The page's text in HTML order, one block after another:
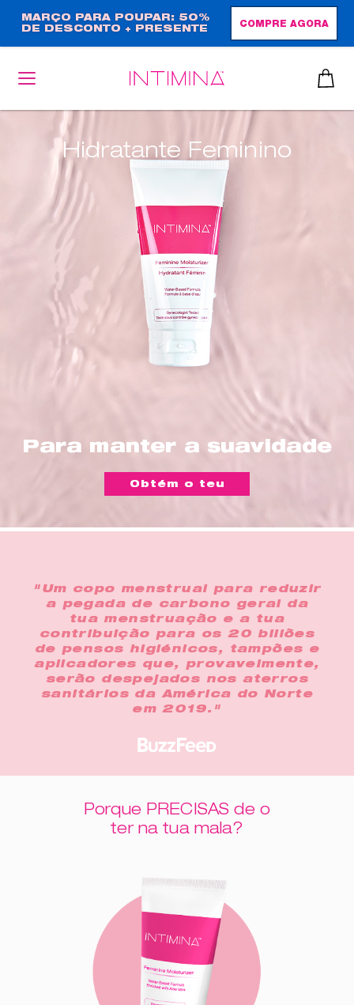
para
o
conteúdo
principal
MARÇO PARA POUPAR: 50%
DE DESCONTO + PRESENTE
COMPRE AGORA
Para manter a suavidade
Hidratante Feminino
Obtém o teu
"Um copo menstrual para reduzir
a pegada de carbono geral da
tua menstruação e a tua
contribuição para os 20 biliões
de pensos higiénicos, tampões e
aplicadores que, provavelmente,
serão despejados nos aterros
sanitários da América do Norte
em 2019."
Porque PRECISAS de o
ter na tua mala?